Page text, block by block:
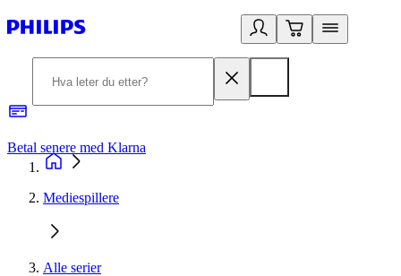
Betal senere med Klarna
Mediespillere
Alle serier